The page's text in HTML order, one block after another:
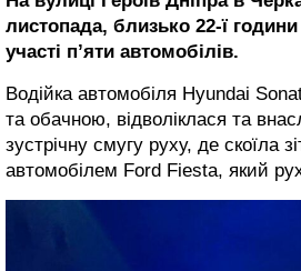
листопада, близько 22-ї
участі п’яти автомобілів.
Водійка автомобіля Hyundai
та обачною, відволіклася та
зустрічну смугу руху, де скоїла
автомобілем Ford Fiesta, який